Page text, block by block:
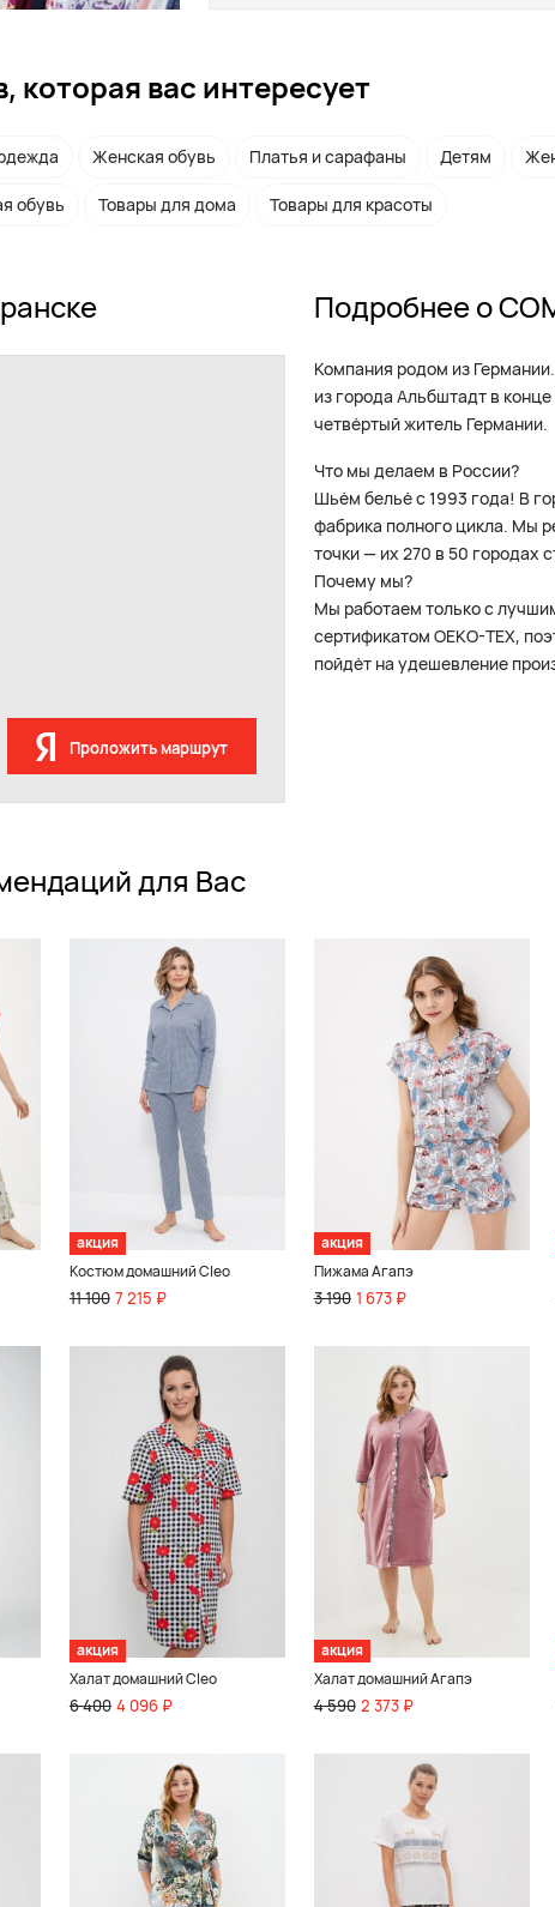
которая вас интересует
Женская обувь Платья и сарафаны Детям
обувь Товары для дома Товары для красоты
Проложить маршрут
Подробнее о
Компания родом из
из города Альбштадт в
четвёртый житель Германии.
Что мы делаем в России?
Шьём бельё с 1993 года! В
фабрика полного цикла. Мы
точки — их 270 в 50 городах
Почему мы?
Мы работаем только с
сертификатом OEKO-TEX,
пойдёт на удешевление
для Вас
акция
Костюм домашний Cleo
11 100 7 215 ₽
акция
Пижама Агапэ
3 190 1 673 ₽
акция
Халат домашний Cleo
6 400 4 096 ₽
акция
Халат домашний Агапэ
4 590 2 373 ₽